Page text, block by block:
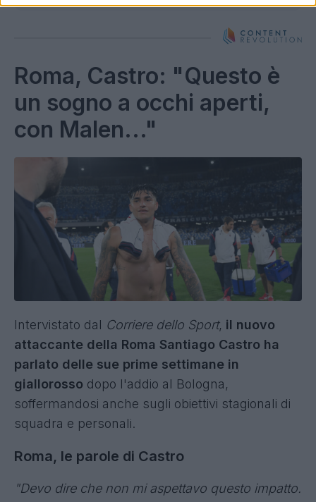
Roma, Castro: "Questo è
un sogno a occhi aperti,
con Malen..."
Intervistato dal Corriere dello Sport, il nuovo
attaccante della Roma Santiago Castro ha
parlato delle sue prime settimane in
giallorosso dopo l'addio al Bologna,
soffermandosi anche sugli obiettivi stagionali di
squadra e personali.
Roma, le parole di Castro
"Devo dire che non mi aspettavo questo impatto.